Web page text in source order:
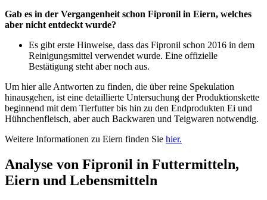
Gab es in der Vergangenheit schon Fipronil in Eiern, welches
aber nicht entdeckt wurde?
Es gibt erste Hinweise, dass das Fipronil schon 2016 in dem
Reinigungsmittel verwendet wurde. Eine offizielle
Bestätigung steht aber noch aus.
Um hier alle Antworten zu finden, die über reine Spekulation
hinausgehen, ist eine detaillierte Untersuchung der Produktionskette
beginnend mit dem Tierfutter bis hin zu den Endprodukten Ei und
Hühnchenfleisch, aber auch Backwaren und Teigwaren notwendig.
Weitere Informationen zu Eiern finden Sie hier.
Analyse von Fipronil in Futtermitteln,
Eiern und Lebensmitteln